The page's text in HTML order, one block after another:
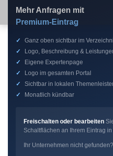
Mehr Anfragen mit
Premium-Eintrag
✓
Ganz oben sichtbar im
✓
Logo, Beschreibung &
✓
Eigene Expertenpage
✓
Logo im gesamten Portal
✓
Sichtbar in lokalen
✓
Monatlich kündbar
Freischalten oder bearbeiten
Schaltflächen an Ihrem Eintrag
Ihr Unternehmen nicht gefunden?